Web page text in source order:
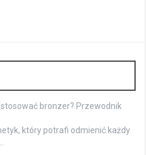
bronzer? Przewodnik
który potrafi odmienić każdy